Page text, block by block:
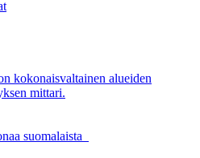
kokonaisvaltainen alueiden
mittari.
suomalaista